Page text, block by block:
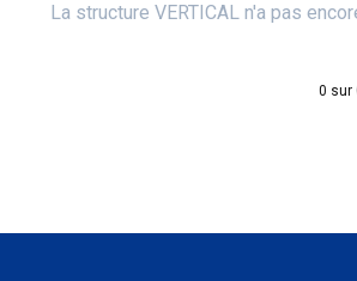
La structure VERTICAL n'a pas
0 sur